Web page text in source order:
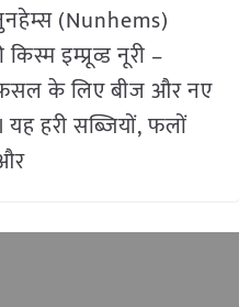
(Nunhems)
इम्प्रूव्ड नूरी –
के लिए बीज और नए
यह हरी सब्जियों, फलों